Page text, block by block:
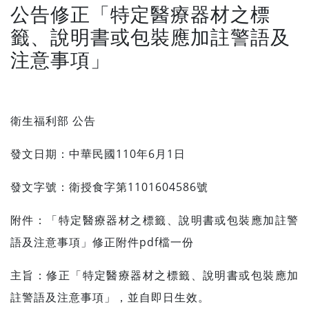
公告修正「特定醫療器材之標
籤、說明書或包裝應加註警語及
注意事項」
衛生福利部 公告
發文日期：中華民國110年6月1日
發文字號：衛授食字第1101604586號
附件：「特定醫療器材之標籤、說明書或包裝應加註警
語及注意事項」修正附件pdf檔一份
主旨：修正「特定醫療器材之標籤、說明書或包裝應加
註警語及注意事項」，並自即日生效。